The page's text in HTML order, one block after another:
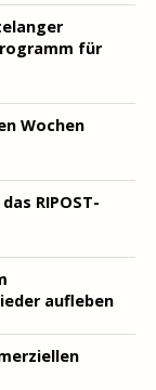
für
Wochen
RIPOST-
aufleben